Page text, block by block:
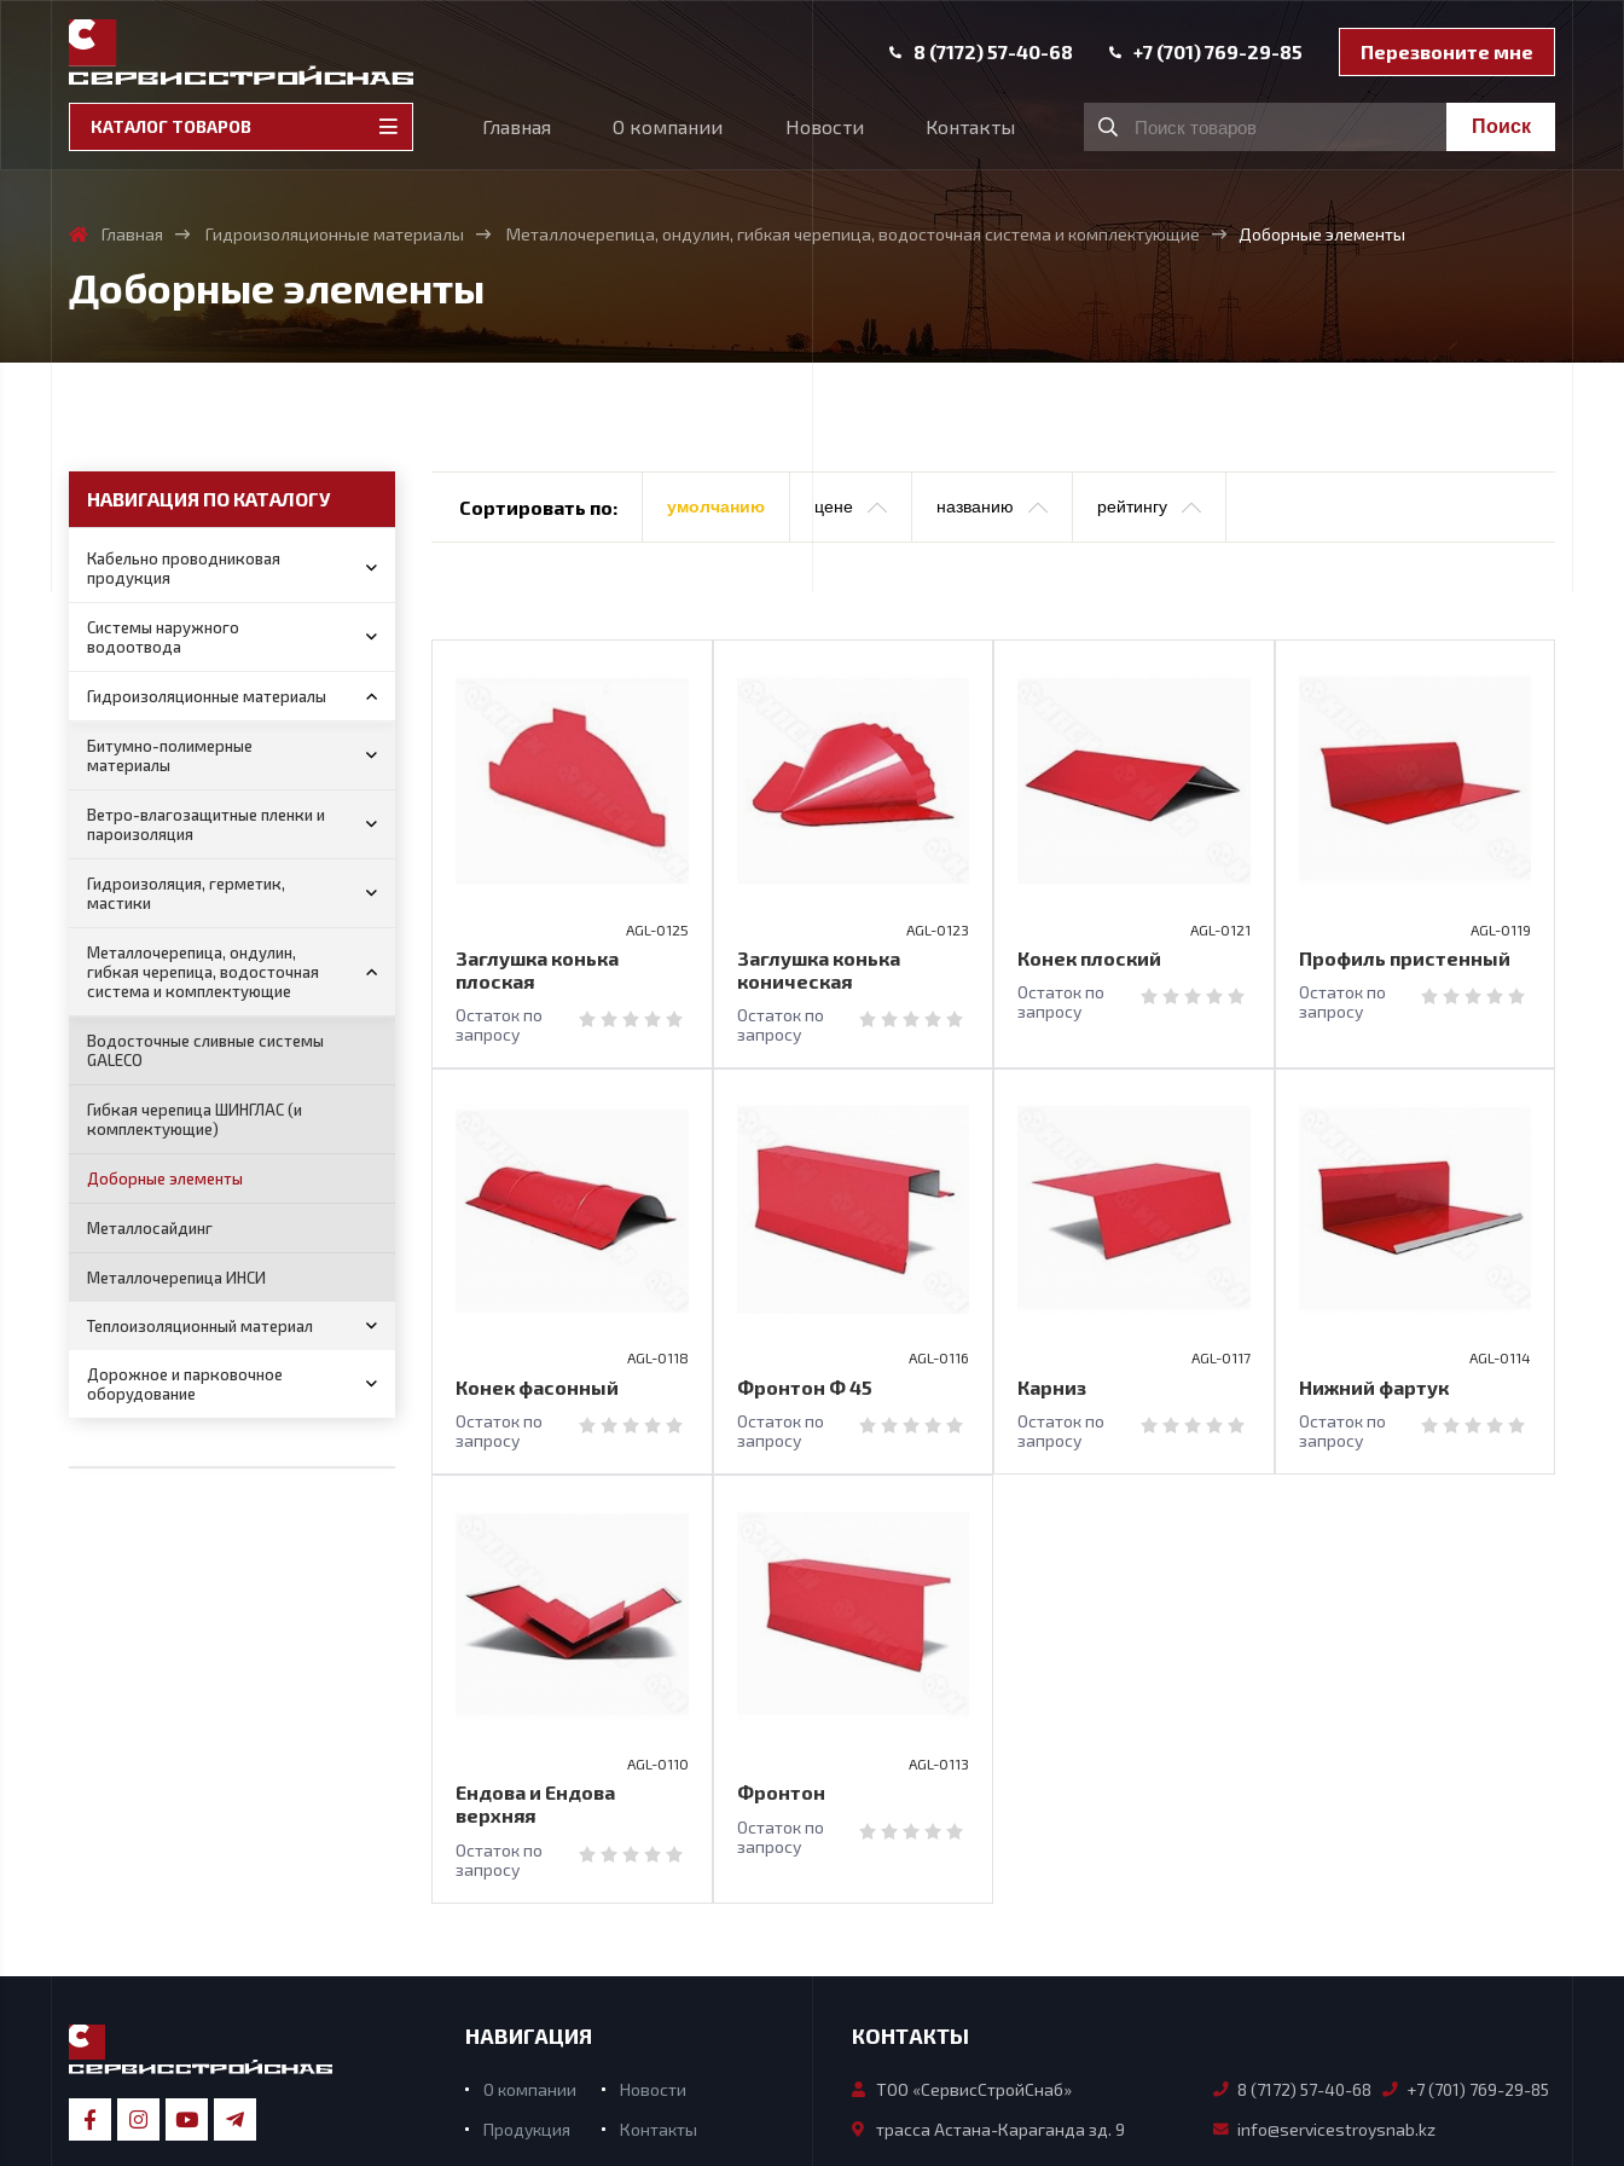
8 (7172) 57-40-68 +7 (701) 769-29-85 Перезвоните мне
КАТАЛОГ ТОВАРОВ Главная О компании Новости Контакты Поиск
Главная Гидроизоляционные материалы Металлочерепица, ондулин, гибкая черепица, водосточная система и комплектующие Доборные элементы
Доборные элементы
НАВИГАЦИЯ ПО КАТАЛОГУ
Кабельно проводниковая
продукция
Системы наружного
водоотвода
Гидроизоляционные материалы
Битумно-полимерные
материалы
Ветро-влагозащитные пленки и
пароизоляция
Гидроизоляция, герметик,
мастики
Металлочерепица, ондулин,
гибкая черепица, водосточная
система и комплектующие
Водосточные сливные системы
GALECO
Гибкая черепица ШИНГЛАС (и
комплектующие)
Доборные элементы
Металлосайдинг
Металлочерепица ИНСИ
Теплоизоляционный материал
Дорожное и парковочное
оборудование
Сортировать по: умолчанию цене названию рейтингу
AGL-0125
Заглушка конька
плоская
Остаток по
запросу
AGL-0123
Заглушка конька
коническая
Остаток по
запросу
AGL-0121
Конек плоский
Остаток по
запросу
AGL-0119
Профиль пристенный
Остаток по
запросу
AGL-0118
Конек фасонный
Остаток по
запросу
AGL-0116
Фронтон Ф 45
Остаток по
запросу
AGL-0117
Карниз
Остаток по
запросу
AGL-0114
Нижний фартук
Остаток по
запросу
AGL-0110
Ендова и Ендова
верхняя
Остаток по
запросу
AGL-0113
Фронтон
Остаток по
запросу
НАВИГАЦИЯ
О компании
Продукция
Новости
Контакты
КОНТАКТЫ
ТОО «СервисСтройСнаб»
трасса Астана-Караганда зд. 9
8 (7172) 57-40-68
+7 (701) 769-29-85
info@servicestroysnab.kz